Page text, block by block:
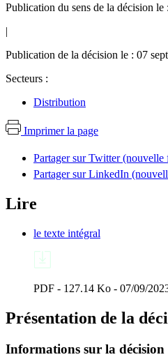
Publication du sens de la décision le
|
Publication de la décision le : 07
Secteurs :
Distribution
Imprimer la page
Partager sur Twitter (nouvelle
Partager sur LinkedIn
Lire
le texte intégral
PDF - 127.14 Ko - 07/09/
Présentation de la
Informations sur la décision